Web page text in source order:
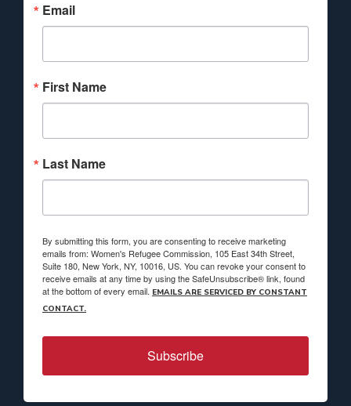
Email
First Name
Last Name
By submitting this form, you are consenting to receive marketing
emails from: Women's Refugee Commission, 105 East 34th Street,
Suite 180, New York, NY, 10016, US. You can revoke your consent to
receive emails at any time by using the SafeUnsubscribe® link, found
at the bottom of every email. EMAILS ARE SERVICED BY CONSTANT
CONTACT.
Subscribe